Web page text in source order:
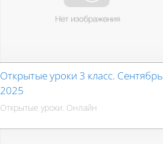
Открытые уроки 3 класс. Сентябрь
2025
Открытые уроки. Онлайн